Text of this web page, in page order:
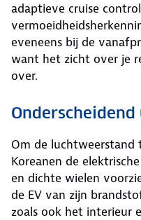
adaptieve cruise
eveneens bij de
want het zicht over je
over.
Om de luchtweerstand
Koreanen de
en dichte wielen
de EV van zijn
zoals ook het interieur